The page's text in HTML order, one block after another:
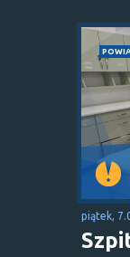
piątek,